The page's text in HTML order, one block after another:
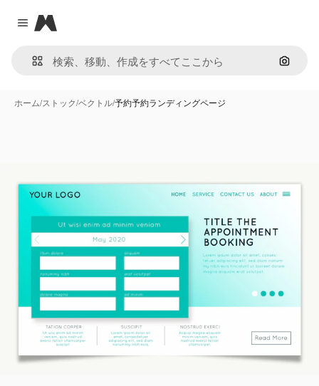
Close menu
Magnific
画像で
ホーム/ストック/ベクトル/予約予約ランディングページ